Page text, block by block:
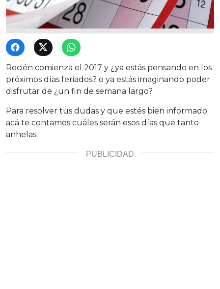
Recién comienza el 2017 y ¿ya estás pensando en los
próximos días feriados? o ya estás imaginando poder
disfrutar de ¿un fin de semana largo?.
Para resolver tus dudas y que estés bien informado
acá te contamos cuáles serán esos días que tanto
anhelas.